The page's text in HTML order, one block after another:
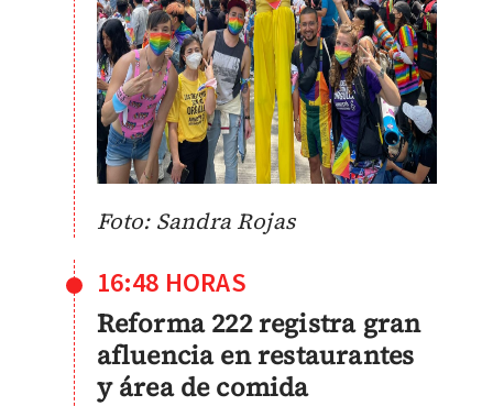
Foto: Sandra Rojas
16:48 HORAS
Reforma 222 registra gran
afluencia en restaurantes
y área de comida